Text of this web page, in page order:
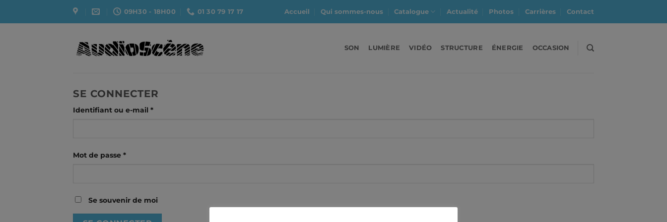
09H30 - 18H00 01 30 79 17 17 Accueil Qui sommes-nous Catalogue Actualité Photos Carrières Contact
SON LUMIÈRE VIDÉO STRUCTURE ÉNERGIE OCCASION
SE CONNECTER
Identifiant ou e-mail *Obligatoire
Mot de passe *Obligatoire
Se souvenir de moi